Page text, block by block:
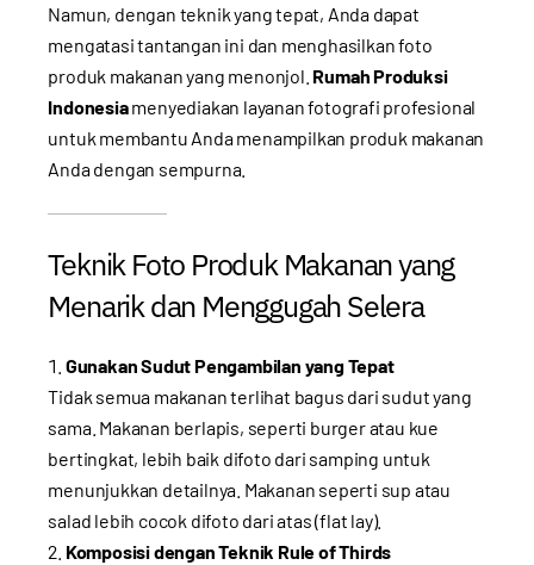
Namun, dengan teknik yang tepat, Anda dapat
mengatasi tantangan ini dan menghasilkan foto
produk makanan yang menonjol. Rumah Produksi
Indonesiamenyediakan layanan fotografi profesional
untuk membantu Anda menampilkan produk makanan
Anda dengan sempurna.
Teknik Foto Produk Makanan yang
Menarik dan Menggugah Selera
Gunakan Sudut Pengambilan yang Tepat
Tidak semua makanan terlihat bagus dari sudut yang
sama. Makanan berlapis, seperti burger atau kue
bertingkat, lebih baik difoto dari samping untuk
menunjukkan detailnya. Makanan seperti sup atau
salad lebih cocok difoto dari atas (flat lay).
Komposisi dengan Teknik Rule of Thirds